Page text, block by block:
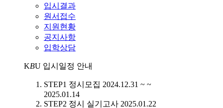
입시결과
원서접수
지원현황
공지사항
입학상담
KBU 입시일정 안내
STEP1 정시모집 2024.12.31 ~ ~
2025.01.14
STEP2 정시 실기고사 2025.01.22